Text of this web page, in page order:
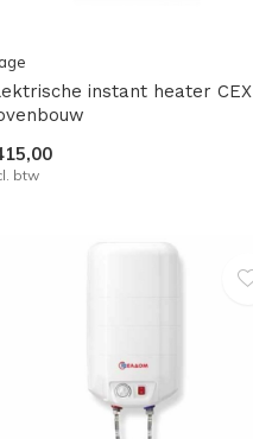
instant heater CEX
btw